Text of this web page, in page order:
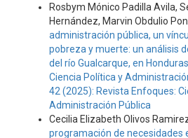
Rosbym Mónico Padilla Avila,
Hernández, Marvin Obdulio
administración pública, un
pobreza y muerte: un análisis
del río Gualcarque, en Honduras
Ciencia Política y
42 (2025): Revista Enfoques:
Administración Pública
Cecilia Elizabeth Olivos
programación de necesidades